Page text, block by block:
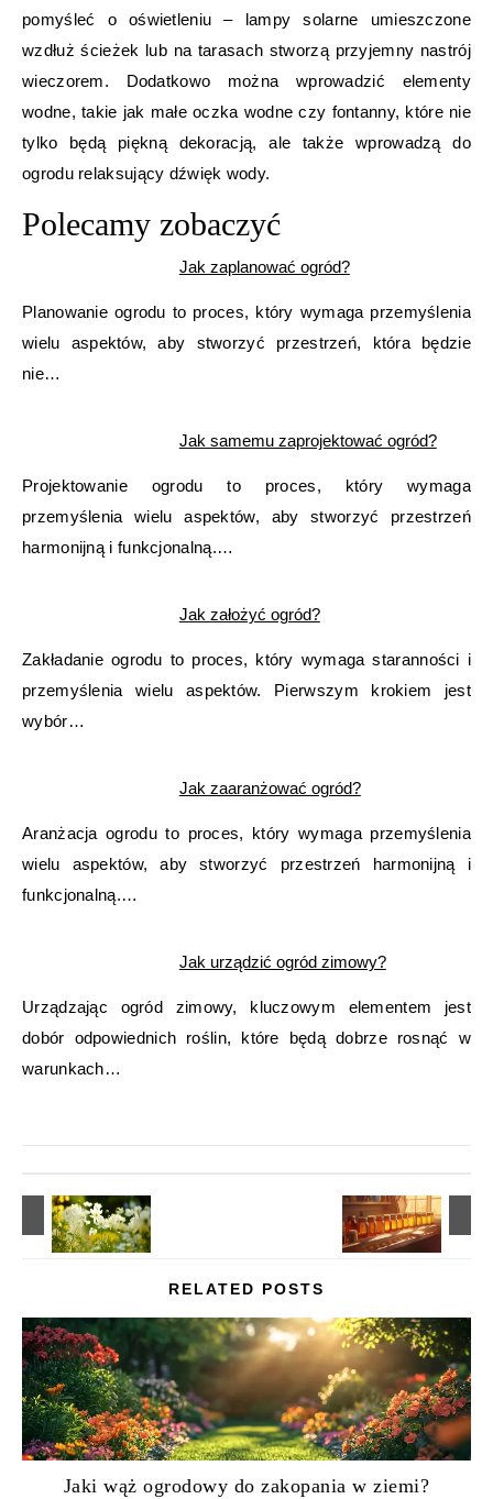
pomyśleć o oświetleniu – lampy solarne umieszczone
wzdłuż ścieżek lub na tarasach stworzą przyjemny nastrój
wieczorem. Dodatkowo można wprowadzić elementy
wodne, takie jak małe oczka wodne czy fontanny, które nie
tylko będą piękną dekoracją, ale także wprowadzą do
ogrodu relaksujący dźwięk wody.
Polecamy zobaczyć
Jak zaplanować ogród?
Planowanie ogrodu to proces, który wymaga przemyślenia
wielu aspektów, aby stworzyć przestrzeń, która będzie
nie…
Jak samemu zaprojektować ogród?
Projektowanie ogrodu to proces, który wymaga
przemyślenia wielu aspektów, aby stworzyć przestrzeń
harmonijną i funkcjonalną.…
Jak założyć ogród?
Zakładanie ogrodu to proces, który wymaga staranności i
przemyślenia wielu aspektów. Pierwszym krokiem jest
wybór…
Jak zaaranżować ogród?
Aranżacja ogrodu to proces, który wymaga przemyślenia
wielu aspektów, aby stworzyć przestrzeń harmonijną i
funkcjonalną.…
Jak urządzić ogród zimowy?
Urządzając ogród zimowy, kluczowym elementem jest
dobór odpowiednich roślin, które będą dobrze rosnąć w
warunkach…
RELATED POSTS
Jaki wąż ogrodowy do zakopania w ziemi?